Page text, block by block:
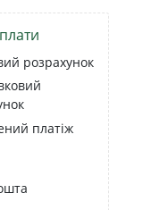
розрахунок
платіж